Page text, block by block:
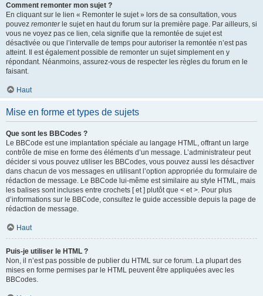
Comment remonter mon sujet ?
En cliquant sur le lien « Remonter le sujet » lors de sa consultation, vous
pouvez remonterle sujet en haut du forum sur la première page. Par ailleurs, si
vous ne voyez pas ce lien, cela signifie que la remontée de sujet est
désactivée ou que l’intervalle de temps pour autoriser la remontée n’est pas
atteint. Il est également possible de remonter un sujet simplement en y
répondant. Néanmoins, assurez-vous de respecter les règles du forum en le
faisant.
Haut
Mise en forme et types de sujets
Que sont les BBCodes ?
Le BBCode est une implantation spéciale au langage HTML, offrant un large
contrôle de mise en forme des éléments d’un message. L’administrateur peut
décider si vous pouvez utiliser les BBCodes, vous pouvez aussi les désactiver
dans chacun de vos messages en utilisant l’option appropriée du formulaire de
rédaction de message. Le BBCode lui-même est similaire au style HTML, mais
les balises sont incluses entre crochets [ et ] plutôt que < et >. Pour plus
d’informations sur le BBCode, consultez le guide accessible depuis la page de
rédaction de message.
Haut
Puis-je utiliser le HTML ?
Non, il n’est pas possible de publier du HTML sur ce forum. La plupart des
mises en forme permises par le HTML peuvent être appliquées avec les
BBCodes.